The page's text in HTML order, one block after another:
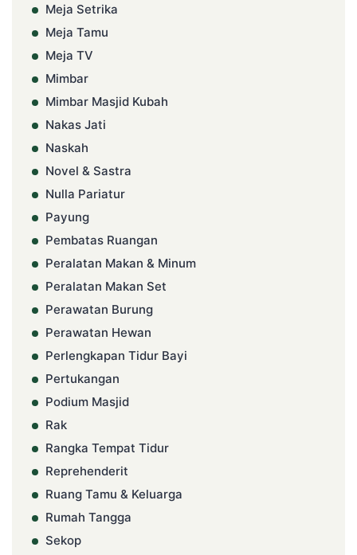
Meja Setrika
Meja Tamu
Meja TV
Mimbar
Mimbar Masjid Kubah
Nakas Jati
Naskah
Novel & Sastra
Nulla Pariatur
Payung
Pembatas Ruangan
Peralatan Makan & Minum
Peralatan Makan Set
Perawatan Burung
Perawatan Hewan
Perlengkapan Tidur Bayi
Pertukangan
Podium Masjid
Rak
Rangka Tempat Tidur
Reprehenderit
Ruang Tamu & Keluarga
Rumah Tangga
Sekop